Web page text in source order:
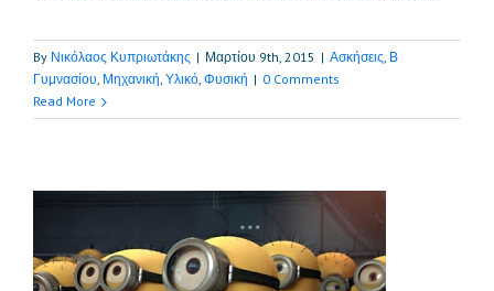
By Νικόλαος Κυπριωτάκης | Μαρτίου 9th, 2015 | Ασκήσεις, Β
Γυμνασίου, Μηχανική, Υλικό, Φυσική | 0 Comments
Read More